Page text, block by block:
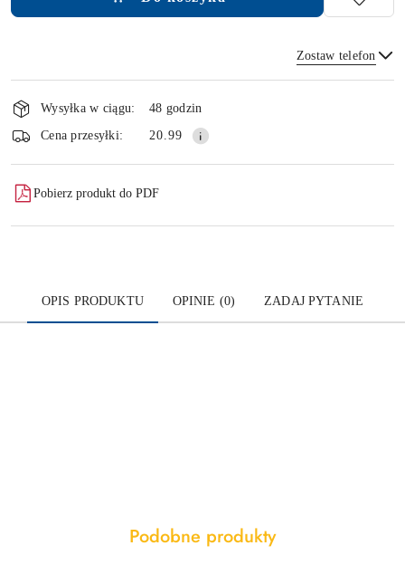
Zostaw telefon
Wyślij
Dostępność
i
dostawa
Wysyłka w ciągu:
48 godzin
Cena przesyłki:
20.99
Pobierz produkt do PDF
OPIS PRODUKTU OPINIE (0) ZADAJ PYTANIE
Pomiń karuzelę produktów
Produkty
Podobne produkty